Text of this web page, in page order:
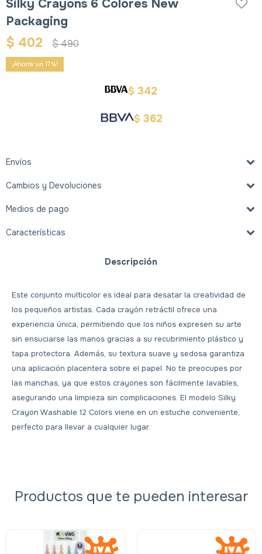
Silky Crayons 6 Colores New
Packaging
$ 402 $490
17
$ 342
$ 362
Envíos
Cambios y Devoluciones
Medios de pago
Características
Descripción
Este conjunto multicolor es ideal para desatar la creatividad de
los pequeños artistas. Cada crayón retráctil ofrece una
experiencia única, permitiendo que los niños expresen su arte
sin ensuciarse las manos gracias a su recubrimiento plástico y
tapa protectora. Además, su textura suave y sedosa garantiza
una aplicación placentera sobre el papel. No te preocupes por
las manchas, ya que estos crayones son fácilmente lavables,
asegurando una limpieza sin complicaciones. El modelo Silky
Crayon Washable 12 Colors viene en un estuche conveniente,
perfecto para llevar a cualquier lugar.
Productos que te pueden interesar